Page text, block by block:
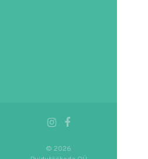
© 2026